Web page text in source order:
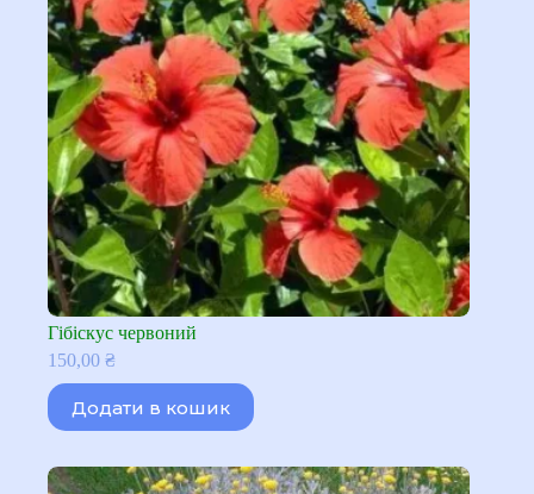
Гібіскус червоний
150,00 ₴
Додати в кошик